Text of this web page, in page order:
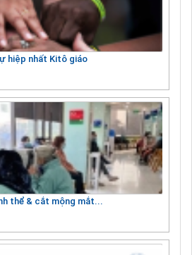
hiệp nhất Kitô giáo
thể & cắt mộng mắt...